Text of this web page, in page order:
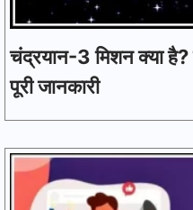
चंद्रयान-3 मिशन क्या
पूरी जानकारी